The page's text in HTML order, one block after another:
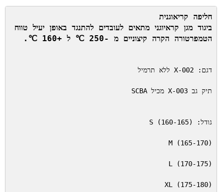
הטמפרטורה הקרה קיצוניים מ -250 ℃ ל +160 ℃.